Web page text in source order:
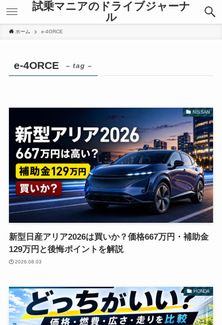
試乗マニアのドライブジャーナ
ル
ホーム e-4ORCE
e-4ORCE – tag –
NISSAN
新型日産アリア2026は買いか？価格667万円・補助金
129万円と後悔ポイントを解説
2026.08.03
HONDA